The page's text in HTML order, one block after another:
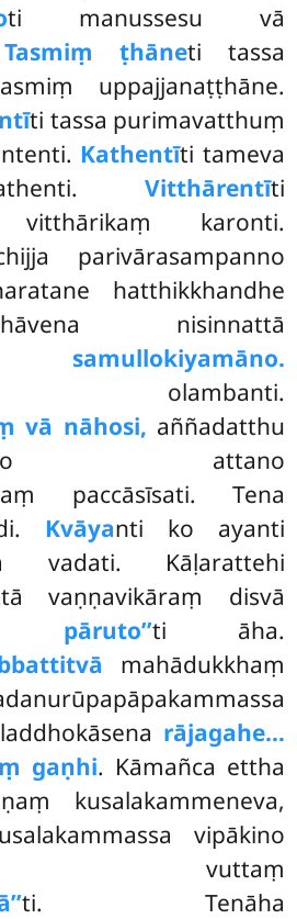
ti manussesu vā
Tasmiṃ ṭhāneti tassa
uppajjanaṭṭhāne.
ti tassa purimavatthuṃ
Kathentīti tameva
Vitthārentīti
vitthārikaṃ karonti.
parivārasampanno
hatthikkhandhe
nisinnattā
olambanti.
vā nāhosi, aññadatthu
attano
paccāsīsati. Tena
Kvāyanti ko ayanti
vadati. Kāḷarattehi
vaṇṇavikāraṃ disvā
pāruto’’ti āha.
mahādukkhaṃ
rājagahe…
gaṇhi. Kāmañca ettha
kusalakammeneva,
vipākino
vuttaṃ
ti. Tenāha